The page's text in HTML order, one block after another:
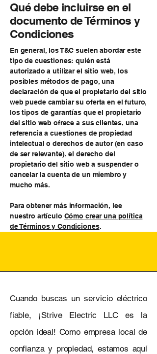
Qué debe incluirse en el
documento de Términos y
Condiciones
En general, los T&C suelen abordar este
tipo de cuestiones: quién está
autorizado a utilizar el sitio web, los
posibles métodos de pago, una
declaración de que el propietario del sitio
web puede cambiar su oferta en el futuro,
los tipos de garantías que el propietario
del sitio web ofrece a sus clientes, una
referencia a cuestiones de propiedad
intelectual o derechos de autor (en caso
de ser relevante), el derecho del
propietario del sitio web a suspender o
cancelar la cuenta de un miembro y
mucho más.
Para obtener más información, lee
nuestro artículo Cómo crear una política
de Términos y Condiciones.
Cuando buscas un servicio eléctrico
fiable, ¡Strive Electric LLC es la
opción ideal! Como empresa local de
confianza y propiedad, estamos aquí